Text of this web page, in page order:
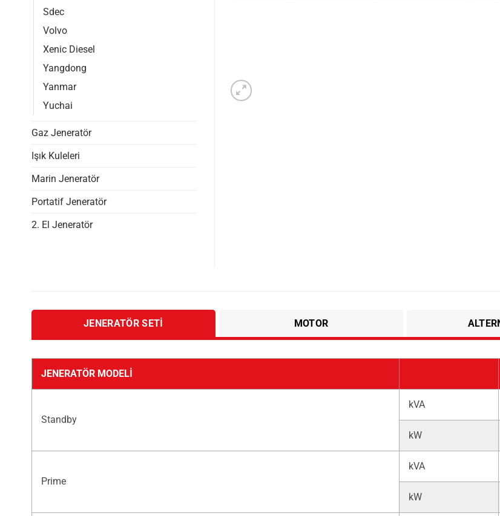
Sdec
Volvo
Xenic Diesel
Yangdong
Yanmar
Yuchai
Gaz Jeneratör
Işık Kuleleri
Marin Jeneratör
Portatif Jeneratör
2. El Jeneratör
JENERATÖR SETI MOTOR
JENERATÖR MODELI
Standby
kVA
kW
Prime
kVA
kW